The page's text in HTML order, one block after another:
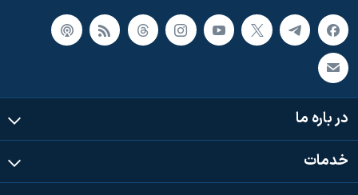
در باره ما
خدمات